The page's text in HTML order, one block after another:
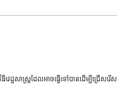
េជ្ជសាស្រ្តដែលអាចធ្វើទៅបានដើម្បីជ្រ